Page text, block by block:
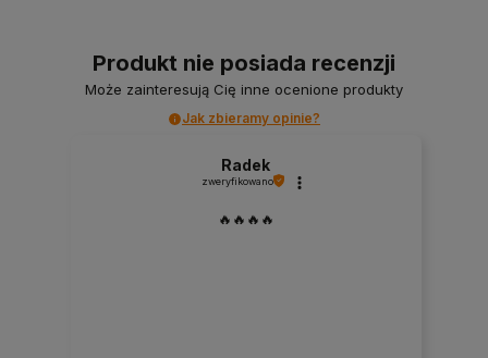
Produkt nie posiada recenzji
Może zainteresują Cię inne ocenione produkty
Jak zbieramy opinie?
Radek
zweryfikowano
🔥🔥🔥🔥